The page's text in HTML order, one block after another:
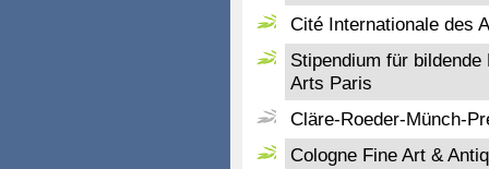
Cité Internationale des
Stipendium für
Arts Paris
Cläre-Roeder-Münch-
Cologne Fine Art &